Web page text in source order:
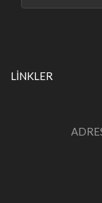
LİNKLER